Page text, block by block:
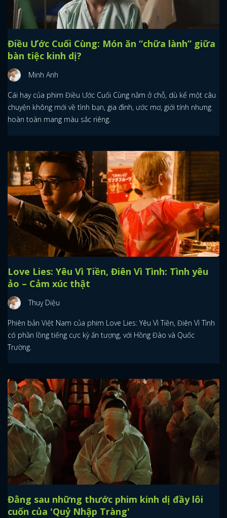
Điều Ước Cuối Cùng: Món ăn “chữa lành” giữa
bàn tiệc kinh dị?
Minh Anh
Cái hay của phim Điều Ước Cuối Cùng nằm ở chỗ, dù kể một câu
chuyện không mới về tình bạn, gia đình, ước mơ, giới tính nhưng
hoàn toàn mang màu sắc riêng.
Love Lies: Yêu Vì Tiền, Điên Vì Tình: Tình yêu
ảo – Cảm xúc thật
Thuỵ Diệu
Phiên bản Việt Nam của phim Love Lies: Yêu Vì Tiền, Điên Vì Tình
có phần lồng tiếng cực kỳ ấn tượng, với Hồng Đào và Quốc
Trường.
Đằng sau những thước phim kinh dị đầy lôi
cuốn của 'Quỷ Nhập Tràng'